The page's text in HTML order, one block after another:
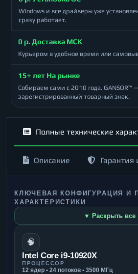
Windows и все драйверы уже
сразу работает.
0 р. Доставка МСК
Курьером в удобное время или
15+ лет На рынке
Собираем сами с 2010 года. GANSOR™ —
зарегистрированный товарный знак.
Полные технические
Описание Гарантия
КЛЮЧЕВАЯ КОНФИГУРАЦИЯ И
ХАРАКТЕРИСТИКИ
▼ Раскрыть все
🧠
Intel Core i9-10920X
ПРОЦЕССОР
12 ядер • 24 потоков • 3500 МГц